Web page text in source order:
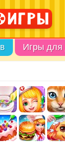
Игры для